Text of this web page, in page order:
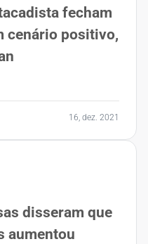
fecham
cenário positivo,
16, dez. 2021
disseram que
aumentou